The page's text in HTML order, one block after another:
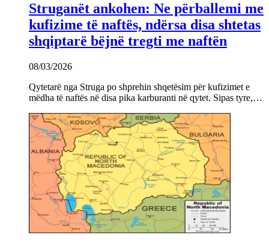
Struganët ankohen: Ne përballemi me
kufizime të naftës, ndërsa disa shtetas
shqiptarë bëjnë tregti me naftën
08/03/2026
Qytetarë nga Struga po shprehin shqetësim për kufizimet e
mëdha të naftës në disa pika karburanti në qytet. Sipas tyre,…